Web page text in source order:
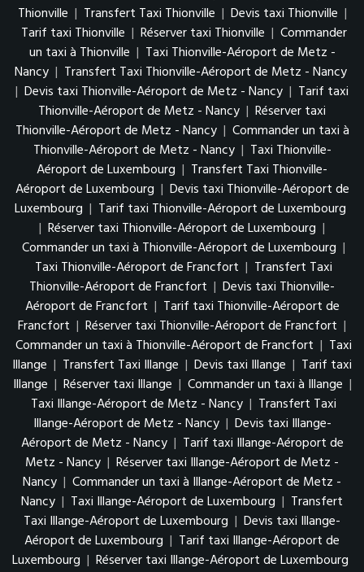
Thionville | Transfert Taxi Thionville | Devis taxi Thionville |
Tarif taxi Thionville | Réserver taxi Thionville | Commander
un taxi à Thionville | Taxi Thionville-Aéroport de Metz -
Nancy | Transfert Taxi Thionville-Aéroport de Metz - Nancy
| Devis taxi Thionville-Aéroport de Metz - Nancy | Tarif taxi
Thionville-Aéroport de Metz - Nancy | Réserver taxi
Thionville-Aéroport de Metz - Nancy | Commander un taxi à
Thionville-Aéroport de Metz - Nancy | Taxi Thionville-
Aéroport de Luxembourg | Transfert Taxi Thionville-
Aéroport de Luxembourg | Devis taxi Thionville-Aéroport de
Luxembourg | Tarif taxi Thionville-Aéroport de Luxembourg
| Réserver taxi Thionville-Aéroport de Luxembourg |
Commander un taxi à Thionville-Aéroport de Luxembourg |
Taxi Thionville-Aéroport de Francfort | Transfert Taxi
Thionville-Aéroport de Francfort | Devis taxi Thionville-
Aéroport de Francfort | Tarif taxi Thionville-Aéroport de
Francfort | Réserver taxi Thionville-Aéroport de Francfort |
Commander un taxi à Thionville-Aéroport de Francfort | Taxi
Illange | Transfert Taxi Illange | Devis taxi Illange | Tarif taxi
Illange | Réserver taxi Illange | Commander un taxi à Illange |
Taxi Illange-Aéroport de Metz - Nancy | Transfert Taxi
Illange-Aéroport de Metz - Nancy | Devis taxi Illange-
Aéroport de Metz - Nancy | Tarif taxi Illange-Aéroport de
Metz - Nancy | Réserver taxi Illange-Aéroport de Metz -
Nancy | Commander un taxi à Illange-Aéroport de Metz -
Nancy | Taxi Illange-Aéroport de Luxembourg | Transfert
Taxi Illange-Aéroport de Luxembourg | Devis taxi Illange-
Aéroport de Luxembourg | Tarif taxi Illange-Aéroport de
Luxembourg | Réserver taxi Illange-Aéroport de Luxembourg